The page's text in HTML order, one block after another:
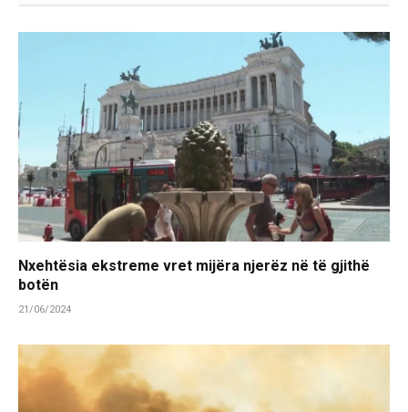
Nxehtësia ekstreme vret mijëra njerëz në të gjithë
botën
21/06/2024